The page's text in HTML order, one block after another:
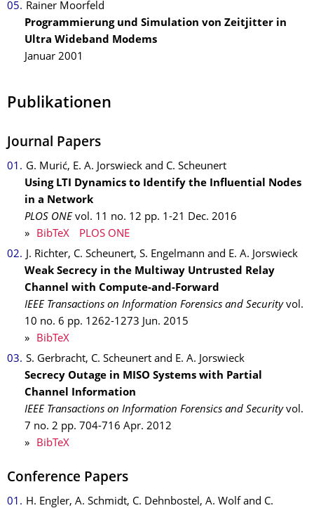
Rainer Moorfeld
Programmierung und Simulation von Zeitjitter in
Ultra Wideband Modems
Januar 2001
Publikationen
Journal Papers
G. Murić, E. A. Jorswieck and C. Scheunert
Using LTI Dynamics to Identify the Influential Nodes
in a Network
PLOS ONE vol. 11 no. 12 pp. 1-21 Dec. 2016
»
BibTeX
PLOS ONE
J. Richter, C. Scheunert, S. Engelmann and E. A. Jorswieck
Weak Secrecy in the Multiway Untrusted Relay
Channel with Compute-and-Forward
IEEE Transactions on Information Forensics and Security vol.
10 no. 6 pp. 1262-1273 Jun. 2015
»
BibTeX
S. Gerbracht, C. Scheunert and E. A. Jorswieck
Secrecy Outage in MISO Systems with Partial
Channel Information
IEEE Transactions on Information Forensics and Security vol.
7 no. 2 pp. 704-716 Apr. 2012
»
BibTeX
Conference Papers
H. Engler, A. Schmidt, C. Dehnbostel, A. Wolf and C.